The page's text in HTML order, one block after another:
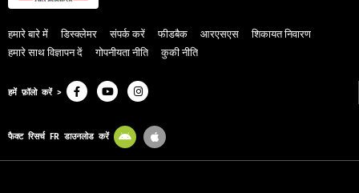
हमारे बारे में डिस्क्लेमर संपर्क करें फीडबैक आरएसएस
शिकायत निवारण
हमारे साथ विज्ञापन दें
गोपनीयता नीति कुकी नीति
हमें फ़ॉलो करें >
फैक्ट रिसर्च FR डाउनलोड करें